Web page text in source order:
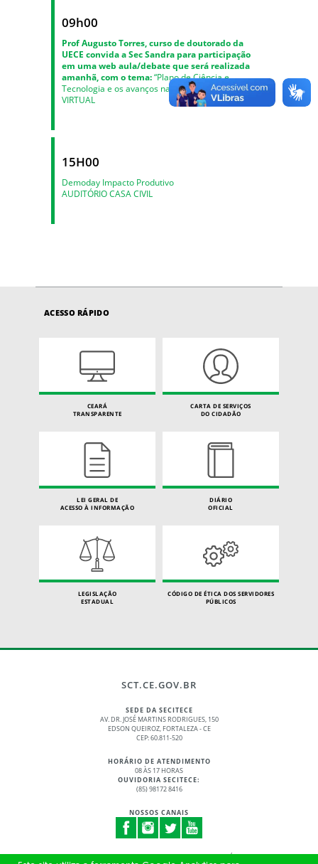
09h00
Prof Augusto Torres, curso de doutorado da
UECE convida a Sec Sandra para participação
em uma web aula/debate que será realizada
amanhã, com o tema:“Plano de Ciência e
Tecnologia e os avanços na área da saúde”.
VIRTUAL
15H00
Demoday Impacto Produtivo
AUDITÓRIO CASA CIVIL
ACESSO RÁPIDO
CEARÁ
TRANSPARENTE
CARTA DE SERVIÇOS
DO CIDADÃO
LEI GERAL DE
ACESSO À INFORMAÇÃO
DIÁRIO
OFICIAL
LEGISLAÇÃO
ESTADUAL
CÓDIGO DE ÉTICA DOS SERVIDORES
PÚBLICOS
SCT.CE.GOV.BR
SEDE DA SECITECE
AV. DR. JOSÉ MARTINS RODRIGUES, 150
EDSON QUEIROZ, FORTALEZA - CE
CEP: 60.811-520
HORÁRIO DE ATENDIMENTO
08 ÀS 17 HORAS
OUVIDORIA SECITECE:
(85) 98172 8416
NOSSOS CANAIS
© 2017 - 2026 – GOVERNO DO ESTADO DO CEARÁ